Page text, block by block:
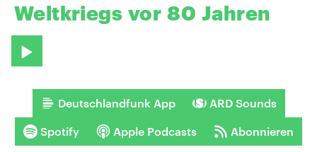
Weltkriegs vor 80 Jahren
Deutschlandfunk App ARD Sounds
Spotify Apple Podcasts Abonnieren